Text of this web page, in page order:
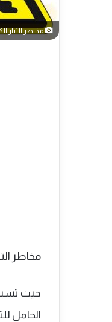
مخاطر التيار
مخاطر
حيث
الحامل